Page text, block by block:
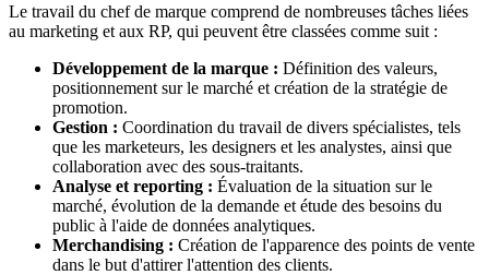
Le travail du chef de marque comprend de nombreuses tâches liées
au marketing et aux RP, qui peuvent être classées comme suit :
Développement de la marque : Définition des valeurs,
positionnement sur le marché et création de la stratégie de
promotion.
Gestion : Coordination du travail de divers spécialistes, tels
que les marketeurs, les designers et les analystes, ainsi que
collaboration avec des sous-traitants.
Analyse et reporting : Évaluation de la situation sur le
marché, évolution de la demande et étude des besoins du
public à l'aide de données analytiques.
Merchandising : Création de l'apparence des points de vente
dans le but d'attirer l'attention des clients.